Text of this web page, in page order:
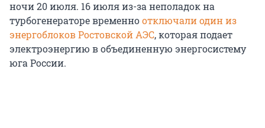
ночи 20 июля. 16 июля из-за неполадок на
турбогенераторе временноотключали один из
энергоблоков Ростовской АЭС, которая подает
электроэнергию в объединенную энергосистему
юга России.